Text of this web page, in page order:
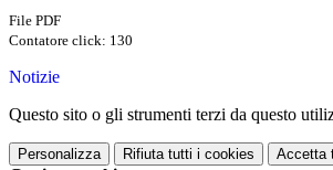
File PDF
Contatore click: 130
Notizie
Questo sito o gli strumenti terzi da questo
Personalizza Rifiuta tutti i cookies Accetta